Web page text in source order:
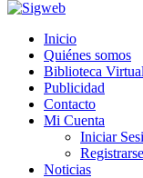
Inicio
Quiénes somos
Biblioteca Virtual
Publicidad
Contacto
Mi Cuenta
Iniciar
Registrarse
Noticias